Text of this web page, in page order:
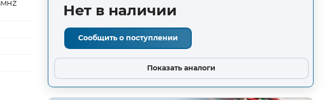
Нет в наличии
Сообщить о поступлении
Показать аналоги